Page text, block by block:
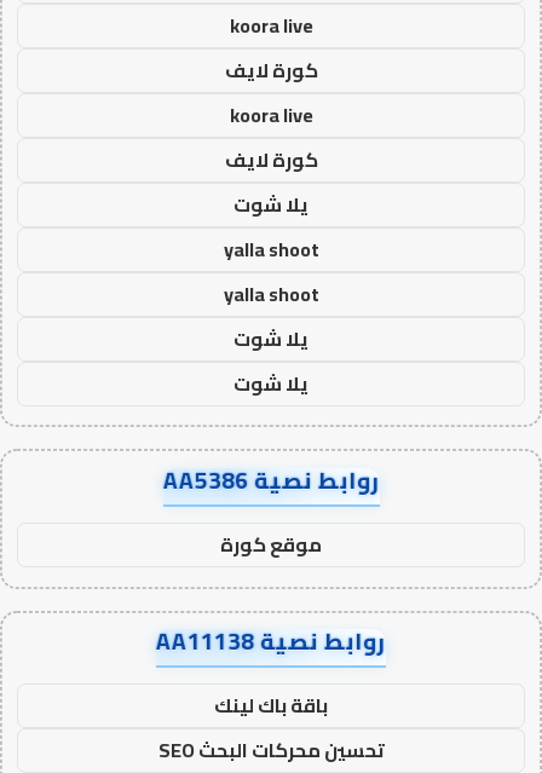
koora live
كورة لايف
koora live
كورة لايف
يلا شوت
yalla shoot
yalla shoot
يلا شوت
يلا شوت
روابط نصية AA5386
موقع كورة
روابط نصية AA11138
باقة باك لينك
تحسين محركات البحث SEO